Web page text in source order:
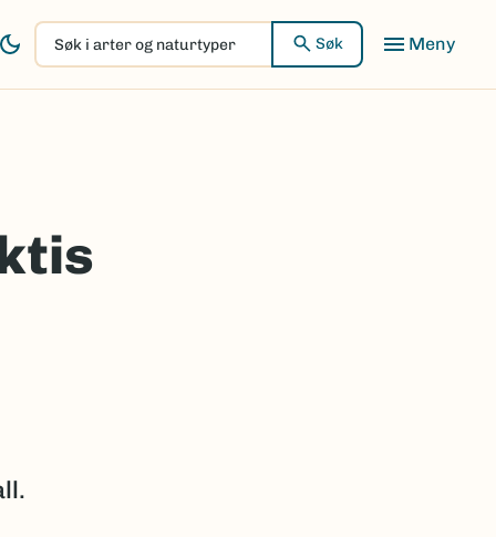
Søk
i
arter
Søk